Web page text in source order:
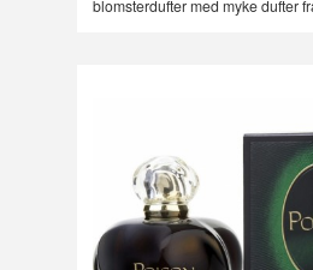
blomsterdufter med myke dufter